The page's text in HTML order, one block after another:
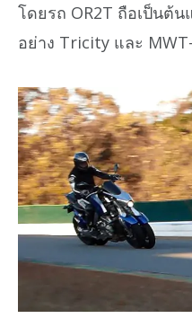
โดยรถ OR2T ถือเป็นต้
อย่าง Tricity และ